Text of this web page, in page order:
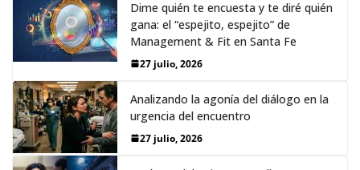
Dime quién te encuesta y te diré quién
gana: el “espejito, espejito” de
Management & Fit en Santa Fe
27 julio, 2026
Analizando la agonía del diálogo en la
urgencia del encuentro
27 julio, 2026